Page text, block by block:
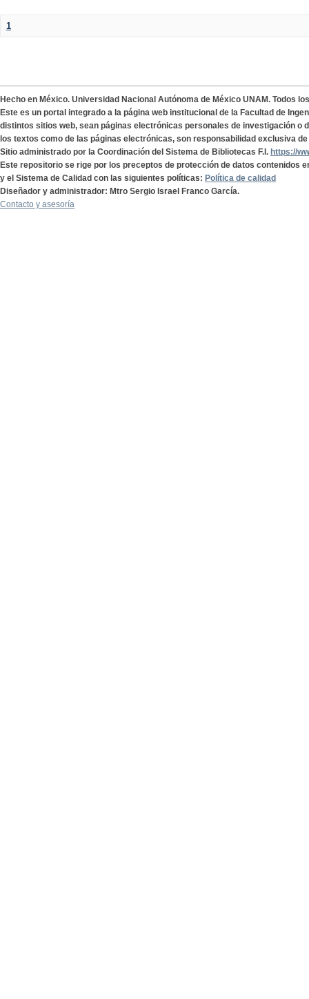
1
Hecho en México. Universidad Nacional Autónoma de México UNAM. Todos
Este es un portal integrado a la página web institucional de la Facultad de
distintos sitios web, sean páginas electrónicas personales de investigación o
los textos como de las páginas electrónicas, son responsabilidad exclusiva
Sitio administrado por la Coordinación del Sistema de Bibliotecas F.I. https://
Este repositorio se rige por los preceptos de protección de datos contenidos
y el Sistema de Calidad con las siguientes políticas: Política de calidad
Diseñador y administrador: Mtro Sergio Israel Franco García.
Contacto y asesoría